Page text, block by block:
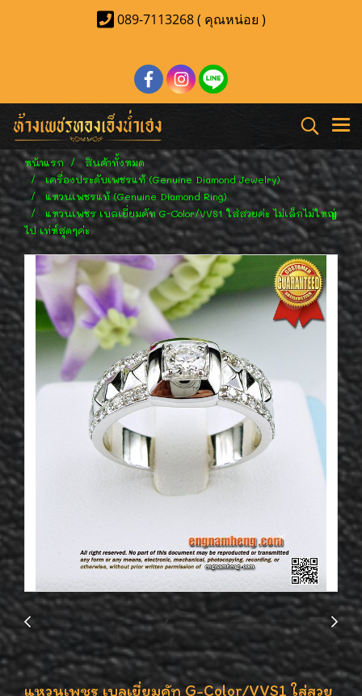
089-7113268 ( คุณหน่อย )
หน้าแรก
สินค้าทั้งหมด
เครื่องประดับเพชรแท้ (Genuine Diamond Jewelry)
แหวนเพชรแท้ (Genuine Diamond Ring)
แหวนเพชร เบลเยี่ยมคัท G-Color/VVS1 ใส่สวยค่ะ ไม่เล็กไม่ใหญ่
ไป เท่ห์สุดๆค่ะ
แหวนเพชร เบลเยี่ยมคัท G-Color/VVS1 ใส่สวย